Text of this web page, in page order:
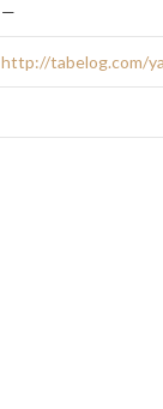
—
http://tabelog.com/